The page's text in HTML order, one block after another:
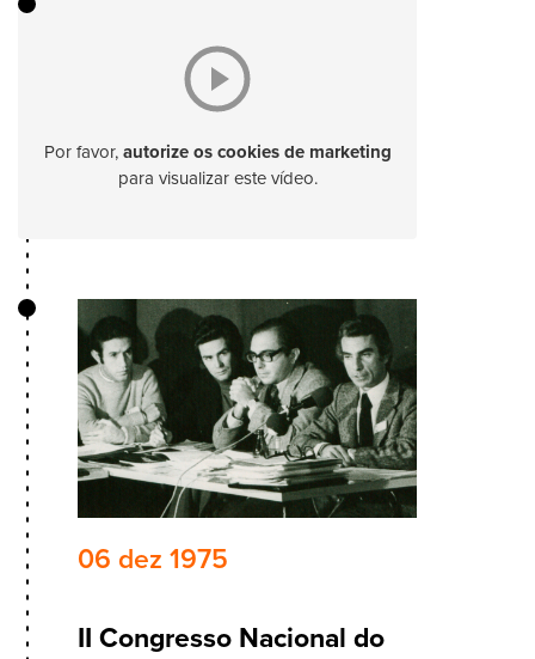
Por favor, autorize os cookies de marketing
para visualizar este vídeo.
06 dez 1975
II Congresso Nacional do